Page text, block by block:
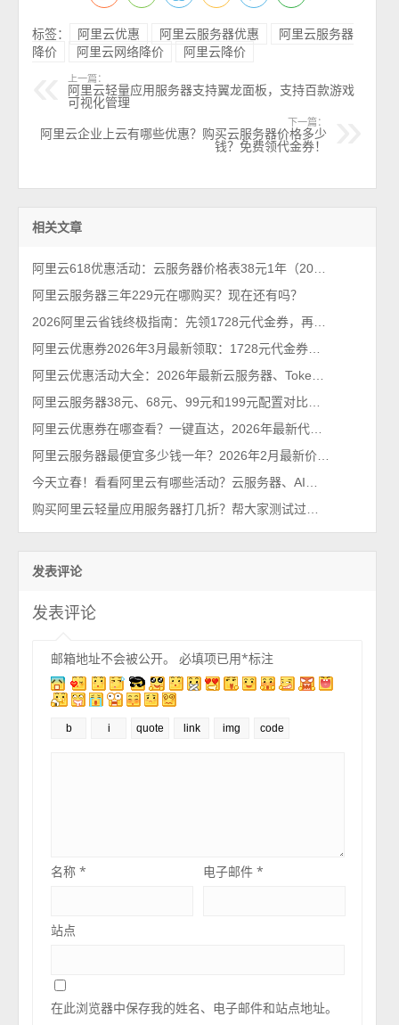
标签： 阿里云优惠 阿里云服务器优惠
阿里云服务器
降价
阿里云网络降价 阿里云降价
上一篇：
阿里云轻量应用服务器支持翼龙面板，支持百款游戏
可视化管理
下一篇：
阿里云企业上云有哪些优惠？购买云服务器价格多少
钱？免费领代金券！
相关文章
阿里云618优惠活动：云服务器价格表38元1年（2026年最新618活动）
阿里云服务器三年229元在哪购买？现在还有吗？
2026阿里云省钱终极指南：先领1728元代金券，再抢99元/年服务器！
阿里云优惠券2026年3月最新领取：1728元代金券个人和企业都能领
阿里云优惠活动大全：2026年最新云服务器、Tokens、云存储及数据库汇总
阿里云服务器38元、68元、99元和199元配置对比，优惠价格活动政策解读
阿里云优惠券在哪查看？一键直达，2026年最新代金券查询系统
阿里云服务器最便宜多少钱一年？2026年2月最新价格通知
今天立春！看看阿里云有哪些活动？云服务器、AI大模型等都有优惠2026最新
购买阿里云轻量应用服务器打几折？帮大家测试过了，85折不能再多了
发表评论
发表评论
邮箱地址不会被公开。 必填项已用*标注
名称* 电子邮件*
站点
在此浏览器中保存我的姓名、电子邮件和站点地址。